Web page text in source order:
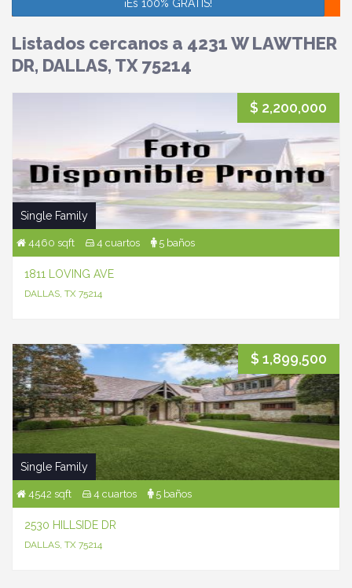
¡Es 100% GRATIS!
Listados cercanos a 4231 W LAWTHER
DR, DALLAS, TX 75214
$ 2,200,000
Single Family
4460 sqft 4 cuartos 5 baños
1811 LOVING AVE
DALLAS, TX 75214
$ 1,899,500
Single Family
4542 sqft 4 cuartos 5 baños
2530 HILLSIDE DR
DALLAS, TX 75214